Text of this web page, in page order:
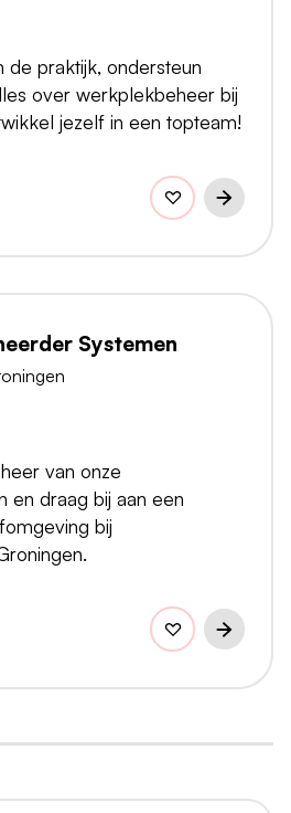
de praktijk, ondersteun
over werkplekbeheer bij
jezelf in een topteam!
Systemen
van onze
en draag bij aan een
bij